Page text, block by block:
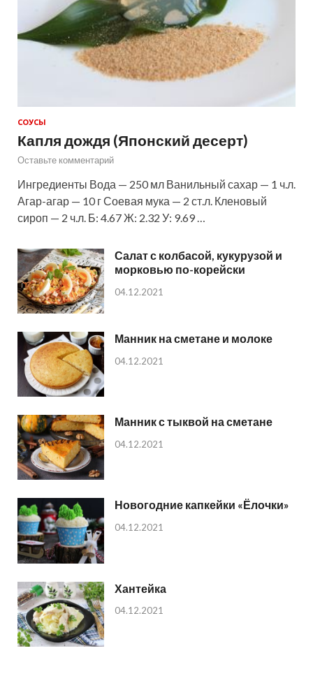
СОУСЫ
Капля дождя (Японский десерт)
Оставьте комментарий
Ингредиенты Вода — 250 мл Ванильный сахар — 1 ч.л.
Агар-агар — 10 г Соевая мука — 2 ст.л. Кленовый
сироп — 2 ч.л. Б: 4.67 Ж: 2.32 У: 9.69 …
Салат с колбасой, кукурузой и
морковью по-корейски
04.12.2021
Манник на сметане и молоке
04.12.2021
Манник с тыквой на сметане
04.12.2021
Новогодние капкейки «Ёлочки»
04.12.2021
Хантейка
04.12.2021